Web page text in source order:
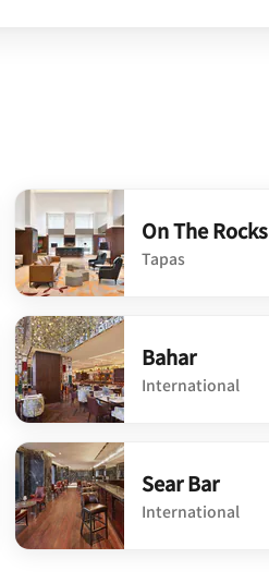
On The Rocks
Tapas
undefined On The Rocks
Bahar
International
undefined Bahar
Sear Bar
International